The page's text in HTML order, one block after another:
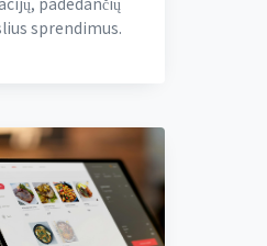
sprendimus.